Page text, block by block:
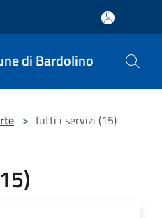
di Bardolino
> Tutti i servizi (15)